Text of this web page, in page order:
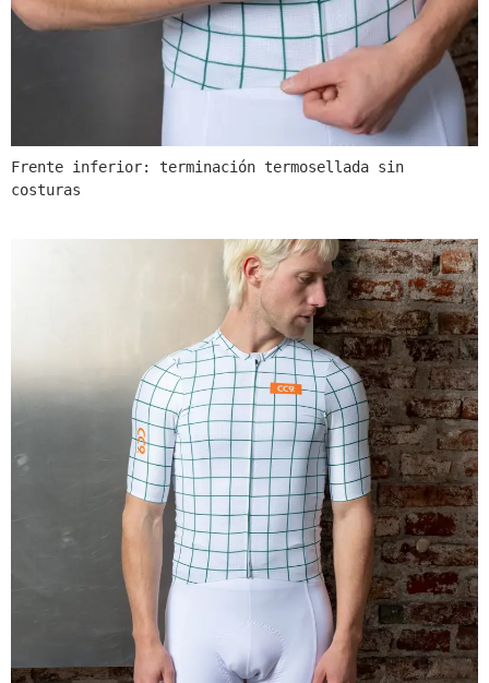
Frente inferior: terminación termosellada sin
costuras